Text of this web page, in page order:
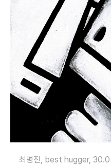
최명진, best hugger,